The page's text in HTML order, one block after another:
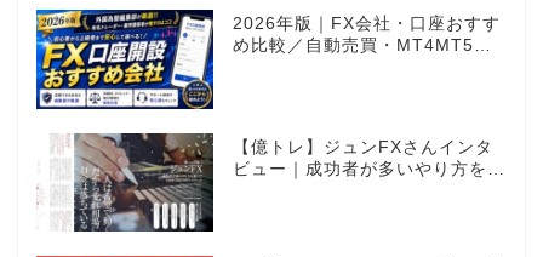
2026年版｜FX会社・口座おすす
め比較／自動売買・MT4MT5対
【億トレ】ジュンFXさんインタ
ビュー｜成功者が多いやり方を選